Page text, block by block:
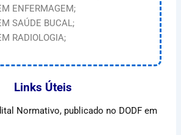
ENFERMAGEM;
SAÚDE BUCAL;
RADIOLOGIA;
Links Úteis
Normativo, publicado no DODF em